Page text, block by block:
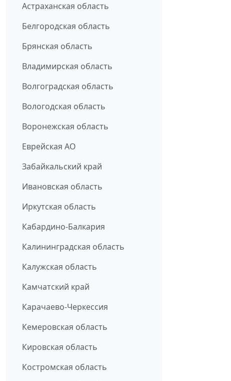
Астраханская область
Белгородская область
Брянская область
Владимирская область
Волгоградская область
Вологодская область
Воронежская область
Еврейская АО
Забайкальский край
Ивановская область
Иркутская область
Кабардино-Балкария
Калининградская область
Калужская область
Камчатский край
Карачаево-Черкессия
Кемеровская область
Кировская область
Костромская область